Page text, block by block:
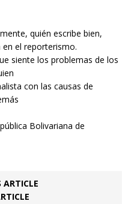
quién escribe bien,
el reporterismo.
siente los problemas de los
con las causas de
Bolivariana de
ARTICLE